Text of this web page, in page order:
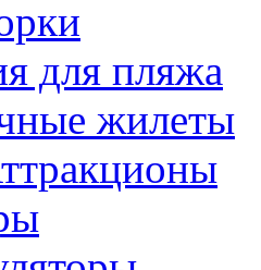
для пляжа
жилеты